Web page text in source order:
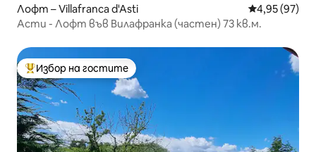
Лофт – Villafranca d'Asti Средна
4,95 (97)
Асти - Лофт във Вилафранка (частен) 73 кв.м.
Най-популярен избор на гостите
Избор на гостите